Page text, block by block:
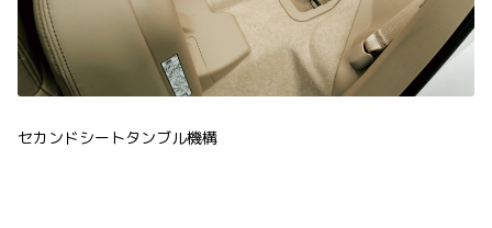
セカンドシートタンブル機構